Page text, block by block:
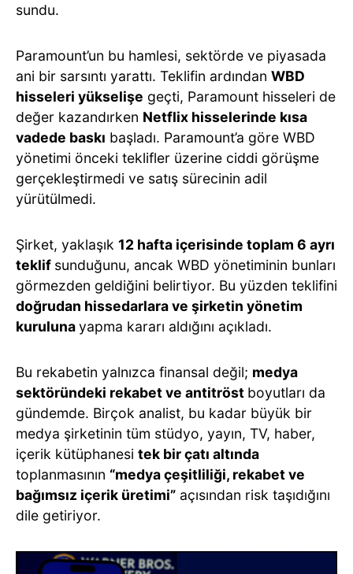
sundu.
Paramount’un bu hamlesi, sektörde ve piyasada
ani bir sarsıntı yarattı. Teklifin ardından WBD
hisseleri yükselişe geçti, Paramount hisseleri de
değer kazandırken Netflix hisselerinde kısa
vadede baskı başladı. Paramount’a göre WBD
yönetimi önceki teklifler üzerine ciddi görüşme
gerçekleştirmedi ve satış sürecinin adil
yürütülmedi.
Şirket, yaklaşık 12 hafta içerisinde toplam 6 ayrı
teklif sunduğunu, ancak WBD yönetiminin bunları
görmezden geldiğini belirtiyor. Bu yüzden teklifini
doğrudan hissedarlara ve şirketin yönetim
kurulunayapma kararı aldığını açıkladı.
Bu rekabetin yalnızca finansal değil; medya
sektöründeki rekabet ve antitröst boyutları da
gündemde. Birçok analist, bu kadar büyük bir
medya şirketinin tüm stüdyo, yayın, TV, haber,
içerik kütüphanesi tek bir çatı altında
toplanmasının “medya çeşitliliği, rekabet ve
bağımsız içerik üretimi” açısından risk taşıdığını
dile getiriyor.